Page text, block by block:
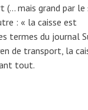
mais grand par le
: « la caisse est
termes du journal
de transport, la
tout.